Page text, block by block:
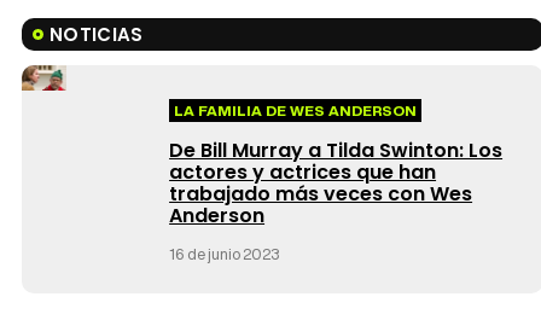
NOTICIAS
LA FAMILIA DE WES ANDERSON
De Bill Murray a Tilda Swinton: Los
actores y actrices que han
trabajado más veces con Wes
Anderson
16 de junio 2023